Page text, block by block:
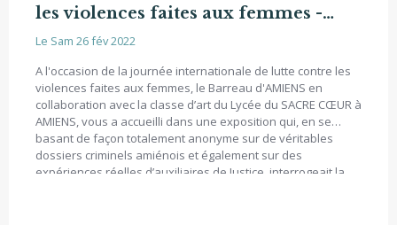
les violences faites aux femmes -
Expo "que portais-tu? - "24/11 -
Le Sam 26 fév 2022
A l'occasion de la journée internationale de lutte contre les
violences faites aux femmes, le Barreau d'AMIENS en
collaboration avec la classe d’art du Lycée du SACRE CŒUR à
AMIENS, vous a accueilli dans une exposition qui, en se
basant de façon totalement anonyme sur de véritables
dossiers criminels amiénois et également sur des
expériences réelles d’auxiliaires de Justice, interrogeait la